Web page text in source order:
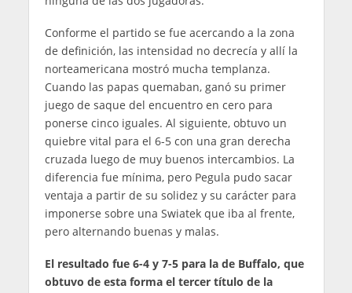
Conforme el partido se fue acercando a la zona
de definición, las intensidad no decrecía y allí la
norteamericana mostró mucha templanza.
Cuando las papas quemaban, ganó su primer
juego de saque del encuentro en cero para
ponerse cinco iguales. Al siguiente, obtuvo un
quiebre vital para el 6-5 con una gran derecha
cruzada luego de muy buenos intercambios. La
diferencia fue mínima, pero Pegula pudo sacar
ventaja a partir de su solidez y su carácter para
imponerse sobre una Swiatek que iba al frente,
pero alternando buenas y malas.
El resultado fue 6-4 y 7-5 para la de Buffalo, que
obtuvo de esta forma el tercer título de la